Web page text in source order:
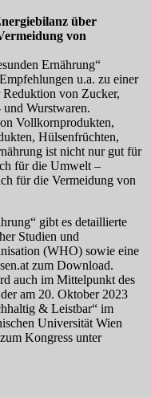
über
von
Ernährung“
u.a. zu einer
Reduktion von Zucker,
und Wurstwaren.
Vollkornprodukten,
Hülsenfrüchten,
ist nicht nur gut für
für die Umwelt –
für die Vermeidung von
gibt es detaillierte
Studien und
(WHO) sowie eine
zum Download.
auch im Mittelpunkt des
am 20. Oktober 2023
& Leistbar“ im
Universität Wien
Kongress unter